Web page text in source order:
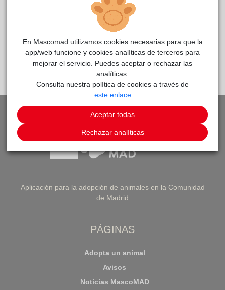
CLÍNICAS DE PEQUEÑOS ANIMALES
SERVICIO DE URGENCIAS
PEDIR CITA VOLVER A LISTADO DE CLÍNICAS
Aplicación para la adopción de animales en la Comunidad
de Madrid
PÁGINAS
Adopta un animal
Avisos
Noticias MascoMAD
En Mascomad utilizamos cookies necesarias para que la
app/web funcione y cookies analíticas de terceros para
mejorar el servicio. Puedes aceptar o rechazar las
analíticas.
Consulta nuestra política de cookies a través de
este enlace
Aceptar todas
Rechazar analíticas